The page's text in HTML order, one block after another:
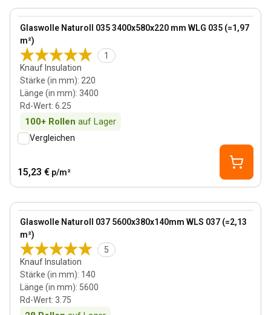
Glaswolle Naturoll 035 3400x580x220 mm WLG 035 (=1,97
m²)
1
Knauf Insulation
Stärke (in mm): 220
Länge (in mm): 3400
Rd-Wert: 6.25
100+ Rollen auf Lager
View product
Vergleichen
15,23 € p/m²
Glaswolle Naturoll 037 5600x380x140mm WLS 037 (=2,13
m²)
5
Knauf Insulation
Stärke (in mm): 140
Länge (in mm): 5600
Rd-Wert: 3.75
View product